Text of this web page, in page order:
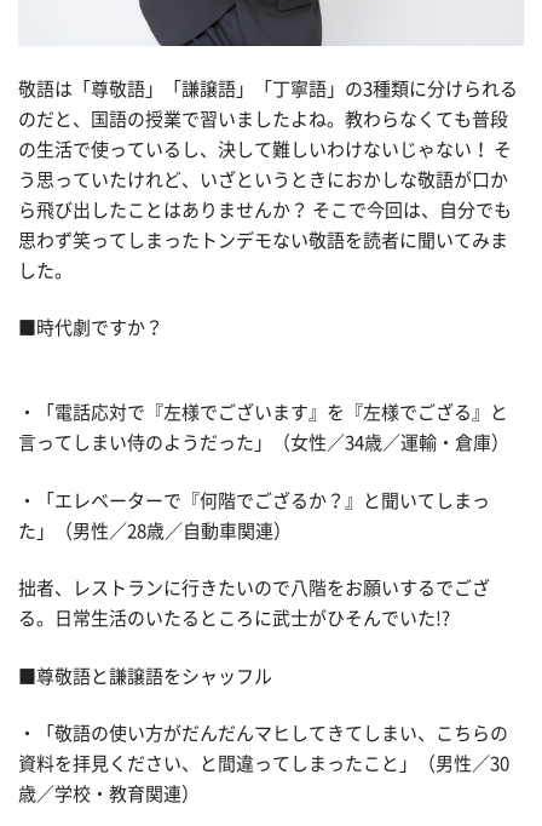
敬語は「尊敬語」「謙譲語」「丁寧語」の3種類に分けられる
のだと、国語の授業で習いましたよね。教わらなくても普段
の生活で使っているし、決して難しいわけないじゃない！ そ
う思っていたけれど、いざというときにおかしな敬語が口か
ら飛び出したことはありませんか？ そこで今回は、自分でも
思わず笑ってしまったトンデモない敬語を読者に聞いてみま
した。
■時代劇ですか？
・「電話応対で『左様でございます』を『左様でござる』と
言ってしまい侍のようだった」（女性／34歳／運輸・倉庫）
・「エレベーターで『何階でござるか？』と聞いてしまっ
た」（男性／28歳／自動車関連）
拙者、レストランに行きたいので八階をお願いするでござ
る。日常生活のいたるところに武士がひそんでいた!?
■尊敬語と謙譲語をシャッフル
・「敬語の使い方がだんだんマヒしてきてしまい、こちらの
資料を拝見ください、と間違ってしまったこと」（男性／30
歳／学校・教育関連）